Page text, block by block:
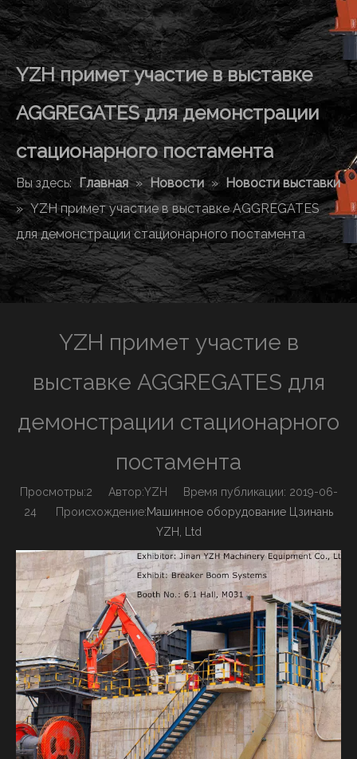
YZH примет участие в выставке
AGGREGATES для демонстрации
стационарного постамента
Вы здесь: Главная » Новости » Новости выставки
» YZH примет участие в выставке AGGREGATES
для демонстрации стационарного постамента
YZH примет участие в
выставке AGGREGATES для
демонстрации стационарного
постамента
Просмотры:2 Автор:YZH Время публикации: 2019-06-
24 Происхождение:Машинное оборудование Цзинань
YZH, Ltd